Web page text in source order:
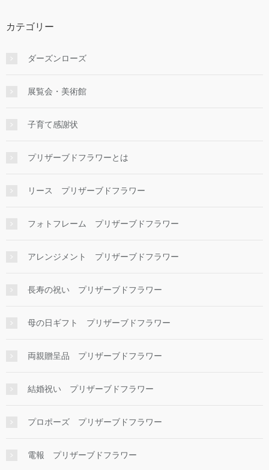
カテゴリー
ダーズンローズ
展覧会・美術館
子育て感謝状
プリザーブドフラワーとは
リース プリザーブドフラワー
フォトフレーム プリザーブドフラワー
アレンジメント プリザーブドフラワー
長寿の祝い プリザーブドフラワー
母の日ギフト プリザーブドフラワー
両親贈呈品 プリザーブドフラワー
結婚祝い プリザーブドフラワー
プロポーズ プリザーブドフラワー
電報 プリザーブドフラワー